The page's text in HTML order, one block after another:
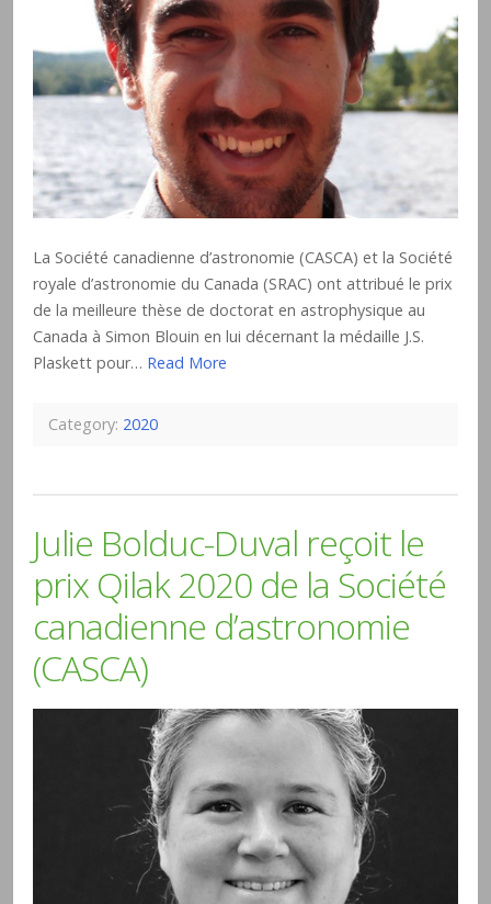
La Société canadienne d’astronomie (CASCA) et la Société
royale d’astronomie du Canada (SRAC) ont attribué le prix
de la meilleure thèse de doctorat en astrophysique au
Canada à Simon Blouin en lui décernant la médaille J.S.
Plaskett pour… Read More
Category: 2020
Julie Bolduc-Duval reçoit le
prix Qilak 2020 de la Société
canadienne d’astronomie
(CASCA)